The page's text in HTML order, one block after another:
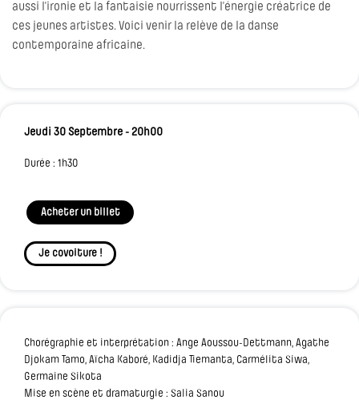
aussi l’ironie et la fantaisie nourrissent l’énergie créatrice de
ces jeunes artistes. Voici venir la relève de la danse
contemporaine africaine.
Jeudi 30 Septembre - 20h00
Durée : 1h30
Acheter un billet
Je covoiture !
Chorégraphie et interprétation : Ange Aoussou-Dettmann, Agathe
Djokam Tamo, Aïcha Kaboré, Kadidja Tiemanta, Carmélita Siwa,
Germaine Sikota
Mise en scène et dramaturgie : Salia Sanou